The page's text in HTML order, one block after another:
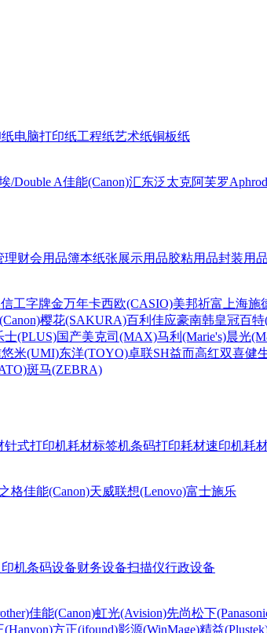
电脑打印纸工程纸艺术纸铜板纸
/Double A佳能(Canon)汇东泛太克阿芙罗
理财会用品簿本纸张展示用品胶粘用品封装用品
工字牌金万年卡西欧(CASIO)美邦祈富 上海施
樱花(SAKURA)百利佳应豪南韩皇冠百特
士(PLUS)国产美克司(MAX)马利(Marie's)晨光
悠米(UMI)东洋(TOYO)卓联SH益而高红双喜健
斑马(ZEBRA)
针式打印机耗材标签机条码打印耗材速印机耗
格佳能(Canon)天威联想(Lenovo)富士施乐
机条码设备财务设备扫描仪行政设备
佳能(Canon)虹光(Avision)先尚松下
(Hanvon)方正(ifound)影源(WinMage)精益